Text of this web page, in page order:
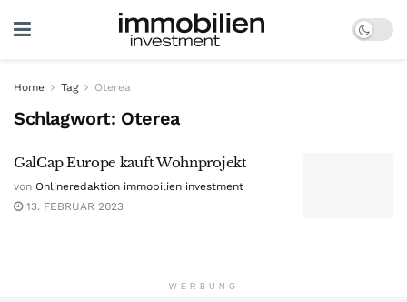
Home Tag Oterea
Schlagwort: Oterea
GalCap Europe kauft Wohnprojekt
von Onlineredaktion immobilien investment
13. FEBRUAR 2023
WERBUNG